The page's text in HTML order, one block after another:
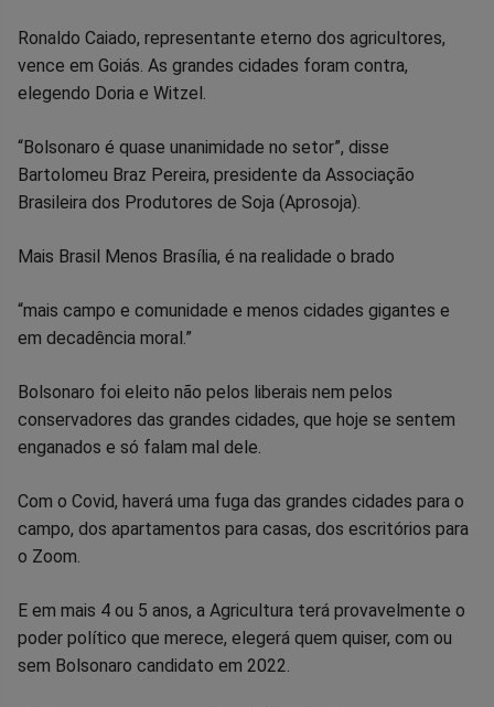
Ronaldo Caiado, representante eterno dos agricultores,
vence em Goiás. As grandes cidades foram contra,
elegendo Doria e Witzel.
“Bolsonaro é quase unanimidade no setor”, disse
Bartolomeu Braz Pereira, presidente da Associação
Brasileira dos Produtores de Soja (Aprosoja).
Mais Brasil Menos Brasília, é na realidade o brado
“mais campo e comunidade e menos cidades gigantes e
em decadência moral.”
Bolsonaro foi eleito não pelos liberais nem pelos
conservadores das grandes cidades, que hoje se sentem
enganados e só falam mal dele.
Com o Covid, haverá uma fuga das grandes cidades para o
campo, dos apartamentos para casas, dos escritórios para
o Zoom.
E em mais 4 ou 5 anos, a Agricultura terá provavelmente o
poder político que merece, elegerá quem quiser, com ou
sem Bolsonaro candidato em 2022.